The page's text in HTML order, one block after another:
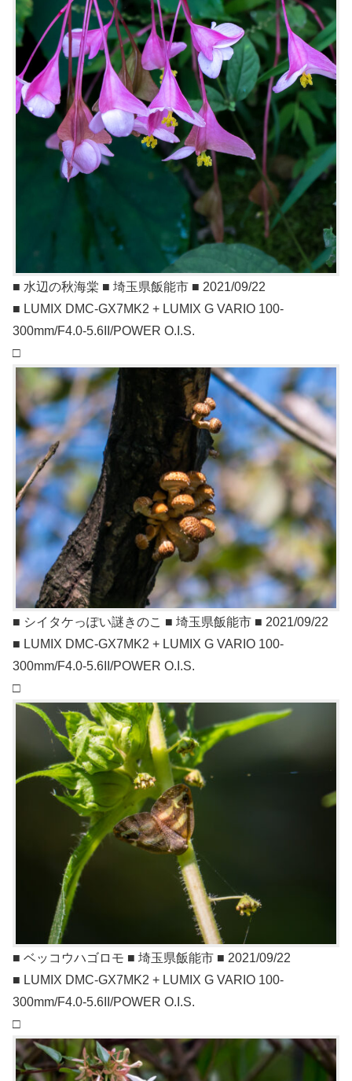
■ 水辺の秋海棠 ■ 埼玉県飯能市 ■ 2021/09/22
■ LUMIX DMC-GX7MK2 + LUMIX G VARIO 100-
300mm/F4.0-5.6II/POWER O.I.S.
□
■ シイタケっぽい謎きのこ ■ 埼玉県飯能市 ■ 2021/09/22
■ LUMIX DMC-GX7MK2 + LUMIX G VARIO 100-
300mm/F4.0-5.6II/POWER O.I.S.
□
■ ベッコウハゴロモ ■ 埼玉県飯能市 ■ 2021/09/22
■ LUMIX DMC-GX7MK2 + LUMIX G VARIO 100-
300mm/F4.0-5.6II/POWER O.I.S.
□